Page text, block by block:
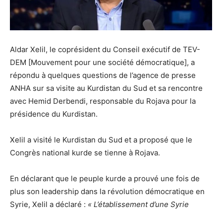
Aldar Xelil, le coprésident du Conseil exécutif de TEV-
DEM [Mouvement pour une société démocratique], a
répondu à quelques questions de l’agence de presse
ANHA sur sa visite au Kurdistan du Sud et sa rencontre
avec Hemid Derbendi, responsable du Rojava pour la
présidence du Kurdistan.
Xelil a visité le Kurdistan du Sud et a proposé que le
Congrès national kurde se tienne à Rojava.
En déclarant que le peuple kurde a prouvé une fois de
plus son leadership dans la révolution démocratique en
Syrie, Xelil a déclaré : « L’établissement d’une Syrie